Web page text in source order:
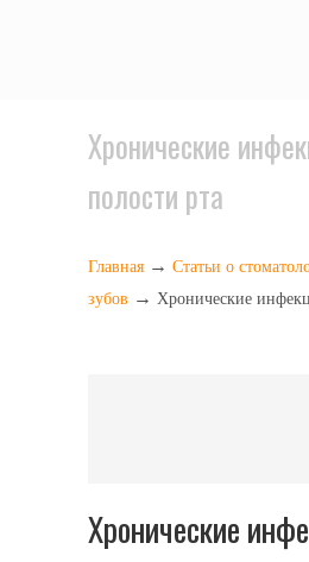
Хронические
полости рта
Главная → Статьи о
зубов → Хронические
Хронические